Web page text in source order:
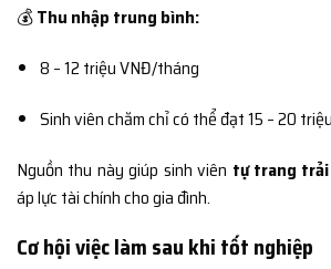
💰Thu nhập trung bình:
8 – 12 triệu VNĐ/tháng
Sinh viên chăm chỉ có thể đạt 15 – 20
Nguồn thu này giúp sinh viên tự trang
áp lực tài chính cho gia đình.
Cơ hội việc làm sau khi tốt nghiệp